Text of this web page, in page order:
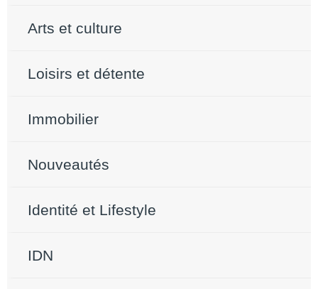
Arts et culture
Loisirs et détente
Immobilier
Nouveautés
Identité et Lifestyle
IDN